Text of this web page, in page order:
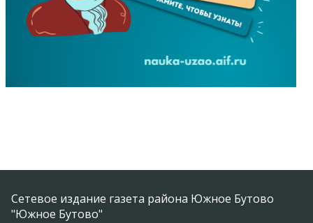
Сетевое издание газета района Южное Бутово
"Южное Бутово"